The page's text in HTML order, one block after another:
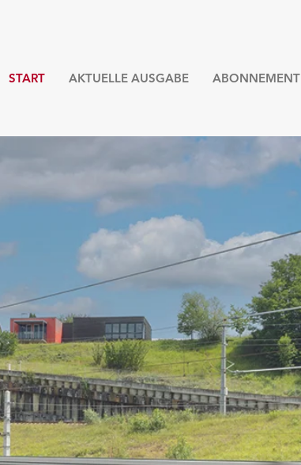
START AKTUELLE AUSGABE ABONNEMENT